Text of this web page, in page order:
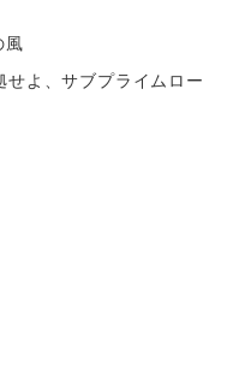
風
よ、サブプライムロー